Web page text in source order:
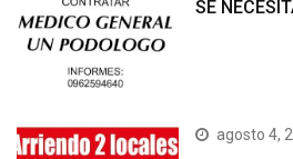
SE
agosto 4,